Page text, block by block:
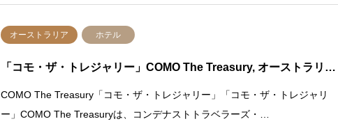
オーストラリア ホテル
「コモ・ザ・トレジャリー」COMO The Treasury, オーストラリ…
COMO The Treasury「コモ・ザ・トレジャリー」「コモ・ザ・トレジャリ
ー」COMO The Treasuryは、コンデナストトラベラーズ・…